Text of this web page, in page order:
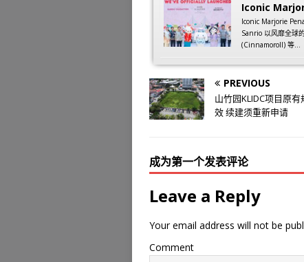
Iconic
Iconic Marjorie
Sanrio 以风靡全球
(Cinnamoroll) 等...
PREVIOUS
山竹园KLIDC项目原
效 续建须重新申请
成为第一个发表评论
Leave a Reply
Your email address will not be
Comment